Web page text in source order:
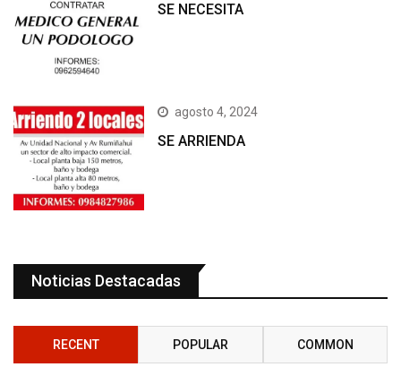
SE NECESITA
agosto 4, 2024
SE ARRIENDA
Noticias Destacadas
RECENT POPULAR COMMON